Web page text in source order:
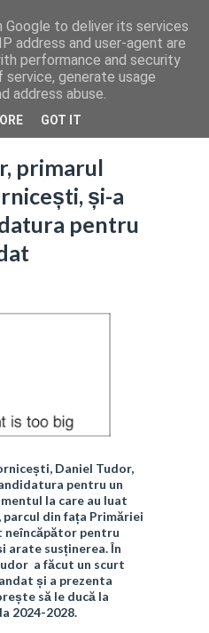
primarul
și-a
pentru
Daniel Tudor,
pentru un
la care au luat
din fața Primăriei
neîncăpător pentru
arate susținerea. În
a făcut un scurt
și a prezenta
să le ducă la
2024-2028.
to deliver its services
address and user-agent are
performance and security
generate usage
address abuse.
GOT IT